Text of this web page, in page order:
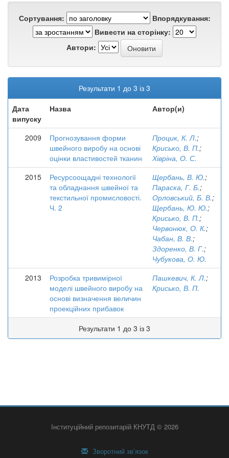
Сортування:
Впорядкування:
Вивести на сторінку:
Автори:
Результати 1 до 3 із 3
Дата
випуску
Назва Автор(и)
2009
Прогнозування форми
швейного виробу на основі
оцінки властивостей тканин
Процик, К. Л.;
Крисько, В. П.;
Хівріна, О. С.
2015
Ресурсоощадні технології
та обладнання швейної та
текстильної промисловості.
Ч. 2
Щербань, В. Ю.;
Параска, Г. Б.;
Орловський, Б. В.;
Щербань, Ю. Ю.;
Крисько, В. П.;
Червонюк, О. К.;
Чабан, В. В.;
Здоренко, В. Г.;
Чубукова, О. Ю.
2013
Розробка тривимірної
моделі швейного виробу на
основі визначення величин
проекційних прибавок
Пашкевич, К. Л.;
Крисько, В. П.
Результати 1 до 3 із 3
Інституційний репозитарій КНУТД © 2026
Зворотний зв’язок